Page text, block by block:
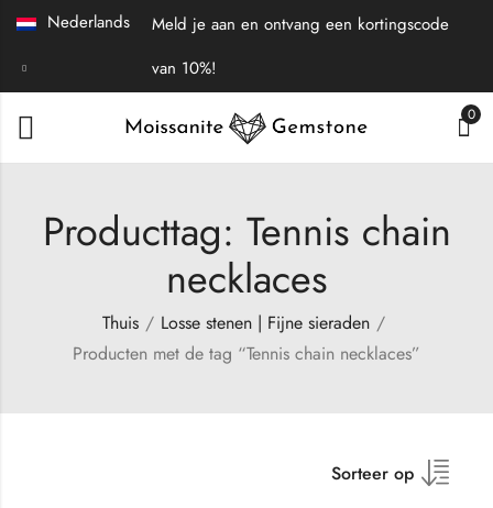
Nederlands
Meld je aan en ontvang een kortingscode
van 10%!
0
Producttag: Tennis chain
necklaces
Thuis
Losse stenen | Fijne sieraden
Producten met de tag “Tennis chain necklaces”
Sorteer op